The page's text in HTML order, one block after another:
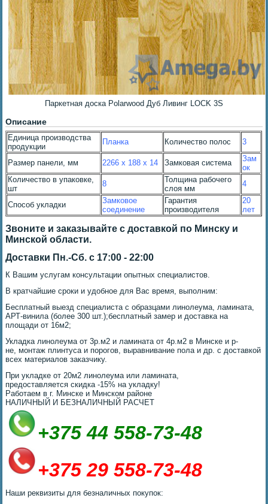
Паркетная доска Polarwood Дуб Ливинг LOCK 3S
Описание
Единица производства
продукции
Планка Количество полос 3
Размер панели, мм 2266 x 188 x 14 Замковая система
Зам
ок
Количество в упаковке,
шт
8
Толщина рабочего
слоя мм
4
Способ укладки
Замковое
соединение
Гарантия
производителя
20
лет
Звоните и заказывайте с доставкой по Минску и
Минской области.
Доставки Пн.-Сб. с 17:00 - 22:00
К Вашим услугам консультации опытных специалистов.
В кратчайшие сроки и удобное для Вас время, выполним:
Бесплатный выезд специалиста с образцами линолеума, ламината,
АРТ-винила (более 300 шт.);бесплатный замер и доставка на
площади от 16м2;
Укладка линолеума от 3р.м2 и ламината от 4р.м2 в Минске и р-
не, монтаж плинтуса и порогов, выравнивание пола и др. с доставкой
всех материалов заказчику.
При укладке от 20м2 линолеума или ламината,
предоставляется скидка -15% на укладку!
Работаем в г. Минске и Минском районе
НАЛИЧНЫЙ И БЕЗНАЛИЧНЫЙ РАСЧЕТ
+375 44 558-73-48
+375 29 558-73-48
Наши реквизиты для безналичных покупок: